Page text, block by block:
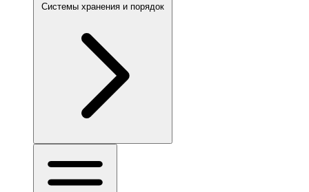
Системы хранения и порядок